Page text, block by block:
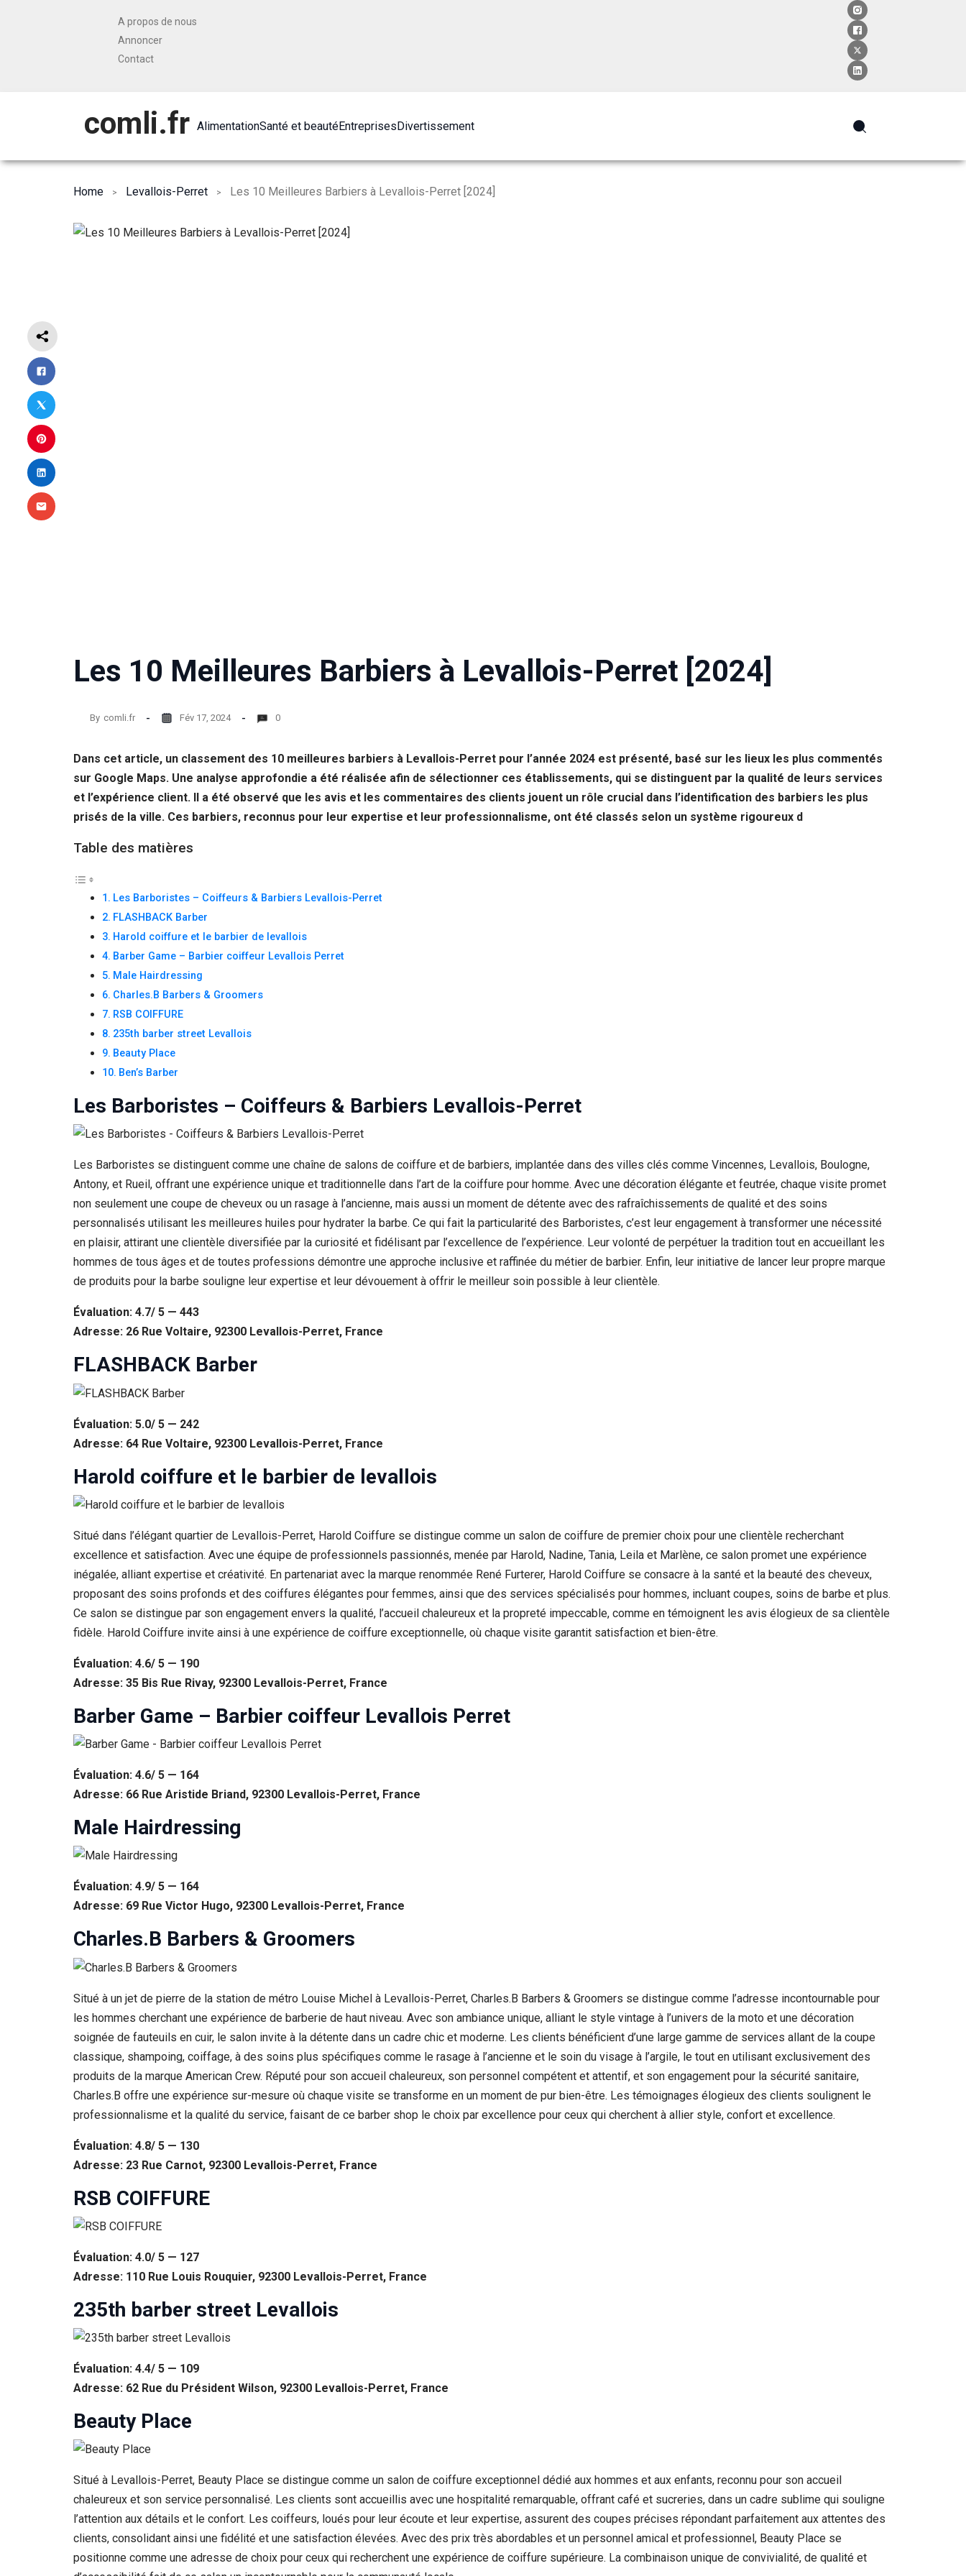
A propos de nous
Annoncer
Contact
comli.fr AlimentationSanté et beautéEntreprisesDivertissement
Home Levallois-Perret Les 10 Meilleures Barbiers à Levallois-Perret [2024]
Les 10 Meilleures Barbiers à Levallois-Perret [2024]
By comli.fr Fév 17, 2024 0
Dans cet article, un classement des 10 meilleures barbiers à Levallois-Perret pour l’année 2024 est présenté, basé sur les lieux les plus commentés
sur Google Maps. Une analyse approfondie a été réalisée afin de sélectionner ces établissements, qui se distinguent par la qualité de leurs services
et l’expérience client. Il a été observé que les avis et les commentaires des clients jouent un rôle crucial dans l’identification des barbiers les plus
prisés de la ville. Ces barbiers, reconnus pour leur expertise et leur professionnalisme, ont été classés selon un système rigoureux d
Table des matières
Les Barboristes – Coiffeurs & Barbiers Levallois-Perret
FLASHBACK Barber
Harold coiffure et le barbier de levallois
Barber Game – Barbier coiffeur Levallois Perret
Male Hairdressing
Charles.B Barbers & Groomers
RSB COIFFURE
235th barber street Levallois
Beauty Place
Ben’s Barber
Les Barboristes – Coiffeurs & Barbiers Levallois-Perret
Les Barboristes se distinguent comme une chaîne de salons de coiffure et de barbiers, implantée dans des villes clés comme Vincennes, Levallois, Boulogne,
Antony, et Rueil, offrant une expérience unique et traditionnelle dans l’art de la coiffure pour homme. Avec une décoration élégante et feutrée, chaque visite promet
non seulement une coupe de cheveux ou un rasage à l’ancienne, mais aussi un moment de détente avec des rafraîchissements de qualité et des soins
personnalisés utilisant les meilleures huiles pour hydrater la barbe. Ce qui fait la particularité des Barboristes, c’est leur engagement à transformer une nécessité
en plaisir, attirant une clientèle diversifiée par la curiosité et fidélisant par l’excellence de l’expérience. Leur volonté de perpétuer la tradition tout en accueillant les
hommes de tous âges et de toutes professions démontre une approche inclusive et raffinée du métier de barbier. Enfin, leur initiative de lancer leur propre marque
de produits pour la barbe souligne leur expertise et leur dévouement à offrir le meilleur soin possible à leur clientèle.
Évaluation: 4.7/ 5 — 443
Adresse: 26 Rue Voltaire, 92300 Levallois-Perret, France
FLASHBACK Barber
Évaluation: 5.0/ 5 — 242
Adresse: 64 Rue Voltaire, 92300 Levallois-Perret, France
Harold coiffure et le barbier de levallois
Situé dans l’élégant quartier de Levallois-Perret, Harold Coiffure se distingue comme un salon de coiffure de premier choix pour une clientèle recherchant
excellence et satisfaction. Avec une équipe de professionnels passionnés, menée par Harold, Nadine, Tania, Leila et Marlène, ce salon promet une expérience
inégalée, alliant expertise et créativité. En partenariat avec la marque renommée René Furterer, Harold Coiffure se consacre à la santé et la beauté des cheveux,
proposant des soins profonds et des coiffures élégantes pour femmes, ainsi que des services spécialisés pour hommes, incluant coupes, soins de barbe et plus.
Ce salon se distingue par son engagement envers la qualité, l’accueil chaleureux et la propreté impeccable, comme en témoignent les avis élogieux de sa clientèle
fidèle. Harold Coiffure invite ainsi à une expérience de coiffure exceptionnelle, où chaque visite garantit satisfaction et bien-être.
Évaluation: 4.6/ 5 — 190
Adresse: 35 Bis Rue Rivay, 92300 Levallois-Perret, France
Barber Game – Barbier coiffeur Levallois Perret
Évaluation: 4.6/ 5 — 164
Adresse: 66 Rue Aristide Briand, 92300 Levallois-Perret, France
Male Hairdressing
Évaluation: 4.9/ 5 — 164
Adresse: 69 Rue Victor Hugo, 92300 Levallois-Perret, France
Charles.B Barbers & Groomers
Situé à un jet de pierre de la station de métro Louise Michel à Levallois-Perret, Charles.B Barbers & Groomers se distingue comme l’adresse incontournable pour
les hommes cherchant une expérience de barberie de haut niveau. Avec son ambiance unique, alliant le style vintage à l’univers de la moto et une décoration
soignée de fauteuils en cuir, le salon invite à la détente dans un cadre chic et moderne. Les clients bénéficient d’une large gamme de services allant de la coupe
classique, shampoing, coiffage, à des soins plus spécifiques comme le rasage à l’ancienne et le soin du visage à l’argile, le tout en utilisant exclusivement des
produits de la marque American Crew. Réputé pour son accueil chaleureux, son personnel compétent et attentif, et son engagement pour la sécurité sanitaire,
Charles.B offre une expérience sur-mesure où chaque visite se transforme en un moment de pur bien-être. Les témoignages élogieux des clients soulignent le
professionnalisme et la qualité du service, faisant de ce barber shop le choix par excellence pour ceux qui cherchent à allier style, confort et excellence.
Évaluation: 4.8/ 5 — 130
Adresse: 23 Rue Carnot, 92300 Levallois-Perret, France
RSB COIFFURE
Évaluation: 4.0/ 5 — 127
Adresse: 110 Rue Louis Rouquier, 92300 Levallois-Perret, France
235th barber street Levallois
Évaluation: 4.4/ 5 — 109
Adresse: 62 Rue du Président Wilson, 92300 Levallois-Perret, France
Beauty Place
Situé à Levallois-Perret, Beauty Place se distingue comme un salon de coiffure exceptionnel dédié aux hommes et aux enfants, reconnu pour son accueil
chaleureux et son service personnalisé. Les clients sont accueillis avec une hospitalité remarquable, offrant café et sucreries, dans un cadre sublime qui souligne
l’attention aux détails et le confort. Les coiffeurs, loués pour leur écoute et leur expertise, assurent des coupes précises répondant parfaitement aux attentes des
clients, consolidant ainsi une fidélité et une satisfaction élevées. Avec des prix très abordables et un personnel amical et professionnel, Beauty Place se
positionne comme une adresse de choix pour ceux qui recherchent une expérience de coiffure supérieure. La combinaison unique de convivialité, de qualité et